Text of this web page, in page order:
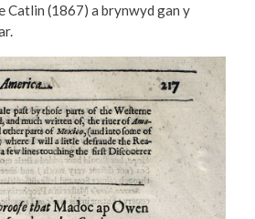
Catlin (1867) a brynwyd gan y